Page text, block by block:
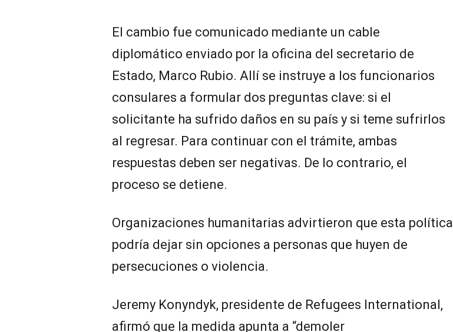
El cambio fue comunicado mediante un cable
diplomático enviado por la oficina del secretario de
Estado, Marco Rubio. Allí se instruye a los funcionarios
consulares a formular dos preguntas clave: si el
solicitante ha sufrido daños en su país y si teme sufrirlos
al regresar. Para continuar con el trámite, ambas
respuestas deben ser negativas. De lo contrario, el
proceso se detiene.
Organizaciones humanitarias advirtieron que esta política
podría dejar sin opciones a personas que huyen de
persecuciones o violencia.
Jeremy Konyndyk, presidente de Refugees International,
afirmó que la medida apunta a “demoler